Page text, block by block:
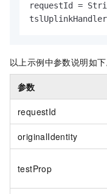
requestId =
以上示例中参数说明如下
参数
requestId
originalIdentity
testProp